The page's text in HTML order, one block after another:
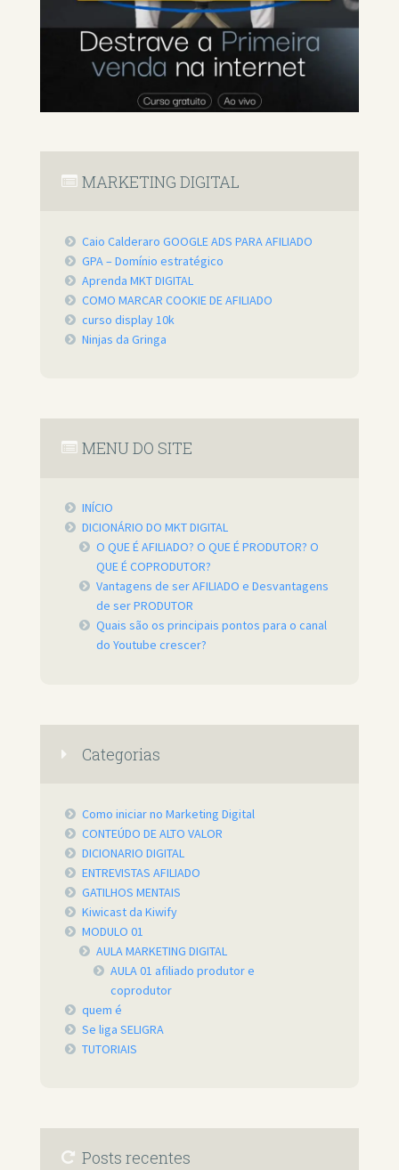
MARKETING DIGITAL
Caio Calderaro GOOGLE ADS PARA AFILIADO
GPA – Domínio estratégico
Aprenda MKT DIGITAL
COMO MARCAR COOKIE DE AFILIADO
curso display 10k
Ninjas da Gringa
MENU DO SITE
INÍCIO
DICIONÁRIO DO MKT DIGITAL
O QUE É AFILIADO? O QUE É PRODUTOR? O
QUE É COPRODUTOR?
Vantagens de ser AFILIADO e Desvantagens
de ser PRODUTOR
Quais são os principais pontos para o canal
do Youtube crescer?
Categorias
Como iniciar no Marketing Digital
CONTEÚDO DE ALTO VALOR
DICIONARIO DIGITAL
ENTREVISTAS AFILIADO
GATILHOS MENTAIS
Kiwicast da Kiwify
MODULO 01
AULA MARKETING DIGITAL
AULA 01 afiliado produtor e
coprodutor
quem é
Se liga SELIGRA
TUTORIAIS
Posts recentes